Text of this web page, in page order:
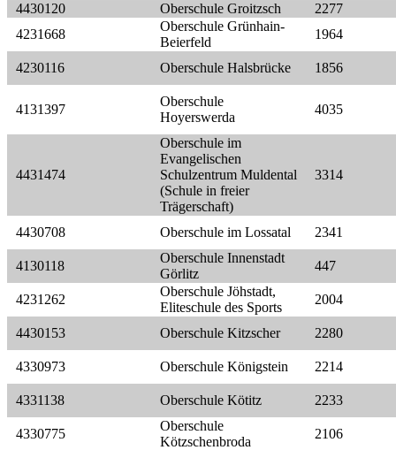
4430120
Oberschule Groitzsch
2277
4231668
Oberschule Grünhain-
Beierfeld
1964
4230116 Oberschule Halsbrücke 1856
4131397
Oberschule
Hoyerswerda
4035
4431474
Oberschule im
Evangelischen
Schulzentrum Muldental
(Schule in freier
Trägerschaft)
3314
4430708 Oberschule im Lossatal 2341
4130118
Oberschule Innenstadt
Görlitz
447
4231262
Oberschule Jöhstadt,
Eliteschule des Sports
2004
4430153 Oberschule Kitzscher 2280
4330973 Oberschule Königstein 2214
4331138 Oberschule Kötitz 2233
4330775
Oberschule
Kötzschenbroda
2106